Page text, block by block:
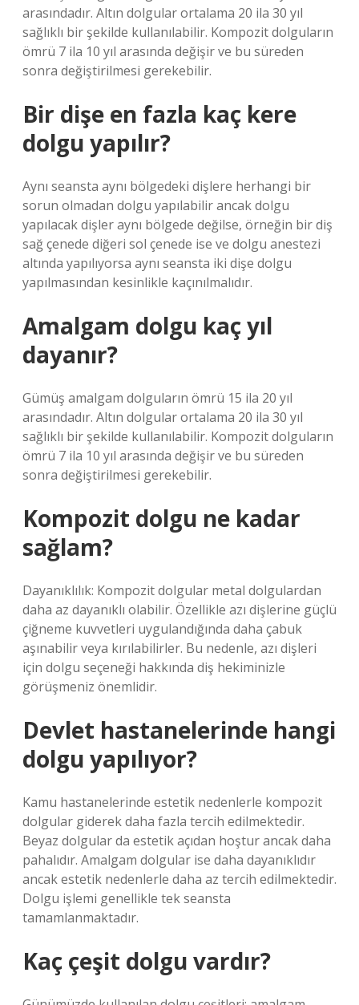
arasındadır. Altın dolgular ortalama 20 ila 30 yıl
sağlıklı bir şekilde kullanılabilir. Kompozit dolguların
ömrü 7 ila 10 yıl arasında değişir ve bu süreden
sonra değiştirilmesi gerekebilir.
Bir dişe en fazla kaç kere
dolgu yapılır?
Aynı seansta aynı bölgedeki dişlere herhangi bir
sorun olmadan dolgu yapılabilir ancak dolgu
yapılacak dişler aynı bölgede değilse, örneğin bir diş
sağ çenede diğeri sol çenede ise ve dolgu anestezi
altında yapılıyorsa aynı seansta iki dişe dolgu
yapılmasından kesinlikle kaçınılmalıdır.
Amalgam dolgu kaç yıl
dayanır?
Gümüş amalgam dolguların ömrü 15 ila 20 yıl
arasındadır. Altın dolgular ortalama 20 ila 30 yıl
sağlıklı bir şekilde kullanılabilir. Kompozit dolguların
ömrü 7 ila 10 yıl arasında değişir ve bu süreden
sonra değiştirilmesi gerekebilir.
Kompozit dolgu ne kadar
sağlam?
Dayanıklılık: Kompozit dolgular metal dolgulardan
daha az dayanıklı olabilir. Özellikle azı dişlerine güçlü
çiğneme kuvvetleri uygulandığında daha çabuk
aşınabilir veya kırılabilirler. Bu nedenle, azı dişleri
için dolgu seçeneği hakkında diş hekiminizle
görüşmeniz önemlidir.
Devlet hastanelerinde hangi
dolgu yapılıyor?
Kamu hastanelerinde estetik nedenlerle kompozit
dolgular giderek daha fazla tercih edilmektedir.
Beyaz dolgular da estetik açıdan hoştur ancak daha
pahalıdır. Amalgam dolgular ise daha dayanıklıdır
ancak estetik nedenlerle daha az tercih edilmektedir.
Dolgu işlemi genellikle tek seansta
tamamlanmaktadır.
Kaç çeşit dolgu vardır?